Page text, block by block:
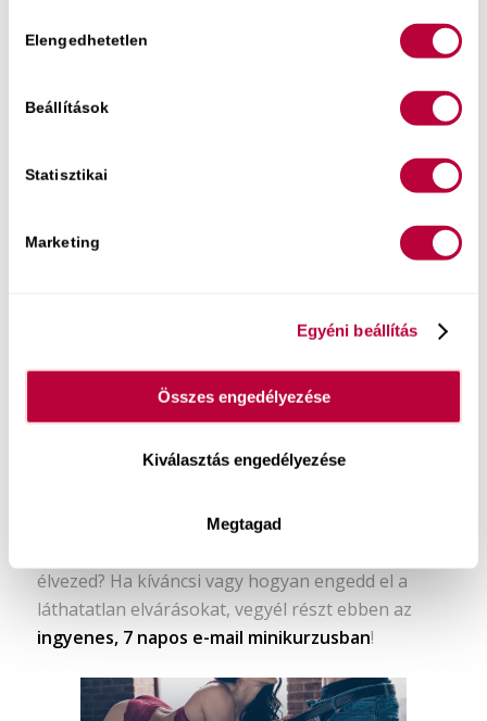
kiválasztása
Elengedhetetlen
Beállítások
Statisztikai
Marketing
Egyéni beállítás
Összes engedélyezése
Kiválasztás engedélyezése
Megtagad
Ingyenes tartalmaim:
gyönyörteli nőt
, ha eddig inkább alkalmazkodtál
teheted örömtelivé a szexuális életed és
hogyan
várlak szeretettel ingyenes online előadásomon!
Hogyan adj a párodnak észbontó szexuális
élvezed? Ha kíváncsi vagy hogyan engedd el a
láthatatlan elvárásokat, vegyél részt ebben az
ingyenes, 7 napos e-mail minikurzusban!